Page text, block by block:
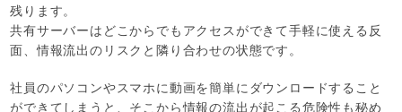
残ります。
共有サーバーはどこからでもアクセスができて手軽に使える反
面、情報流出のリスクと隣り合わせの状態です。
社員のパソコンやスマホに動画を簡単にダウンロードすること
ができてしまうと、そこから情報の流出が起こる危険性も秘め